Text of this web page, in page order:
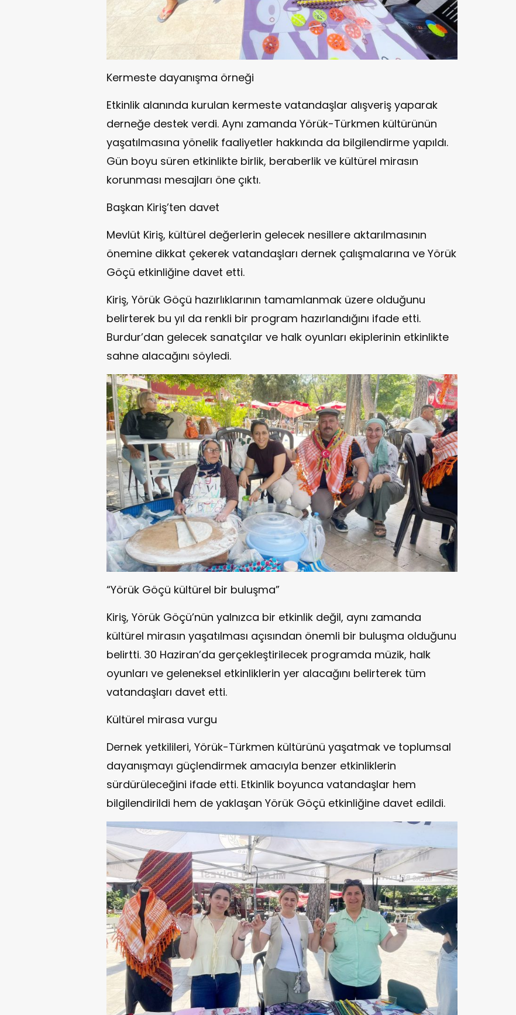
Kermeste dayanışma örneği
Etkinlik alanında kurulan kermeste vatandaşlar alışveriş yaparak
derneğe destek verdi. Aynı zamanda Yörük-Türkmen kültürünün
yaşatılmasına yönelik faaliyetler hakkında da bilgilendirme yapıldı.
Gün boyu süren etkinlikte birlik, beraberlik ve kültürel mirasın
korunması mesajları öne çıktı.
Başkan Kiriş’ten davet
Mevlüt Kiriş, kültürel değerlerin gelecek nesillere aktarılmasının
önemine dikkat çekerek vatandaşları dernek çalışmalarına ve Yörük
Göçü etkinliğine davet etti.
Kiriş, Yörük Göçü hazırlıklarının tamamlanmak üzere olduğunu
belirterek bu yıl da renkli bir program hazırlandığını ifade etti.
Burdur’dan gelecek sanatçılar ve halk oyunları ekiplerinin etkinlikte
sahne alacağını söyledi.
“Yörük Göçü kültürel bir buluşma”
Kiriş, Yörük Göçü’nün yalnızca bir etkinlik değil, aynı zamanda
kültürel mirasın yaşatılması açısından önemli bir buluşma olduğunu
belirtti. 30 Haziran’da gerçekleştirilecek programda müzik, halk
oyunları ve geleneksel etkinliklerin yer alacağını belirterek tüm
vatandaşları davet etti.
Kültürel mirasa vurgu
Dernek yetkilileri, Yörük-Türkmen kültürünü yaşatmak ve toplumsal
dayanışmayı güçlendirmek amacıyla benzer etkinliklerin
sürdürüleceğini ifade etti. Etkinlik boyunca vatandaşlar hem
bilgilendirildi hem de yaklaşan Yörük Göçü etkinliğine davet edildi.